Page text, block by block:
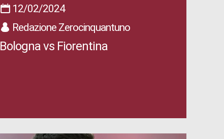
12/02/2024
Redazione Zerocinquantuno
Bologna vs Fiorentina